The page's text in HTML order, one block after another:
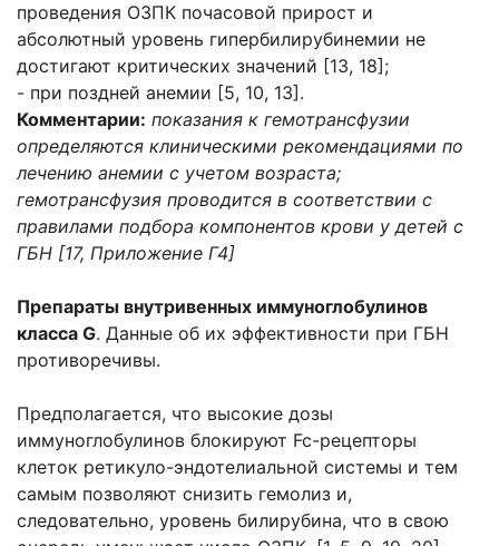
проведения ОЗПК почасовой прирост и
абсолютный уровень гипербилирубинемии не
достигают критических значений [13, 18];
- при поздней анемии [5, 10, 13].
Комментарии: показания к гемотрансфузии
определяются клиническими рекомендациями по
лечению анемии с учетом возраста;
гемотрансфузия проводится в соответствии с
правилами подбора компонентов крови у детей с
ГБН [17, Приложение Г4]
Препараты внутривенных иммуноглобулинов
класса G. Данные об их эффективности при ГБН
противоречивы.
Предполагается, что высокие дозы
иммуноглобулинов блокируют Fc-рецепторы
клеток ретикуло-эндотелиальной системы и тем
самым позволяют снизить гемолиз и,
следовательно, уровень билирубина, что в свою